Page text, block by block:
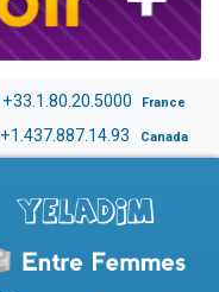
+33.1.80.20.5000 France
+1.437.887.14.93 Canada